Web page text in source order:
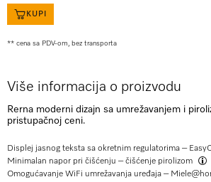
KUPI
** cena sa PDV-om, bez transporta
Više informacija o proizvodu
Rerna moderni dizajn sa umrežavanjem i
pristupačnoj ceni.
Displej jasnog teksta sa okretnim regulatorima –
Minimalan napor pri čišćenju –čišćenje pirolizom
Omogućavanje WiFi umrežavanja uređaja –